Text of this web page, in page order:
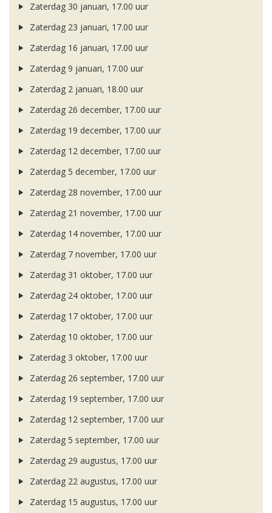
Zaterdag 30 januari, 17.00 uur
Zaterdag 23 januari, 17.00 uur
Zaterdag 16 januari, 17.00 uur
Zaterdag 9 januari, 17.00 uur
Zaterdag 2 januari, 18.00 uur
Zaterdag 26 december, 17.00 uur
Zaterdag 19 december, 17.00 uur
Zaterdag 12 december, 17.00 uur
Zaterdag 5 december, 17.00 uur
Zaterdag 28 november, 17.00 uur
Zaterdag 21 november, 17.00 uur
Zaterdag 14 november, 17.00 uur
Zaterdag 7 november, 17.00 uur
Zaterdag 31 oktober, 17.00 uur
Zaterdag 24 oktober, 17.00 uur
Zaterdag 17 oktober, 17.00 uur
Zaterdag 10 oktober, 17.00 uur
Zaterdag 3 oktober, 17.00 uur
Zaterdag 26 september, 17.00 uur
Zaterdag 19 september, 17.00 uur
Zaterdag 12 september, 17.00 uur
Zaterdag 5 september, 17.00 uur
Zaterdag 29 augustus, 17.00 uur
Zaterdag 22 augustus, 17.00 uur
Zaterdag 15 augustus, 17.00 uur